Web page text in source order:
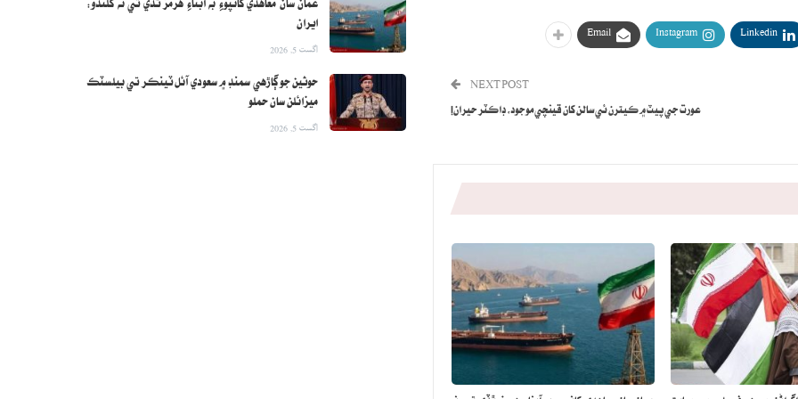
Linkedin
Instagram
Email
NEXT POST
عورت جي پيٽ ۾ ڪيترن ئي سالن کان قينچي موجود، ڊاڪٽر حيران!
عمان سان معاهدي کانپوءِ به آبناءِ هرمز ٿڏي تي نه کلندو:
ايران
اگست 5, 2026
حوثين جو ڳاڙهي سمنڊ ۾ سعودي آئل ٽينڪر تي بيلسٽڪ
ميزائلن سان حملو
اگست 5, 2026